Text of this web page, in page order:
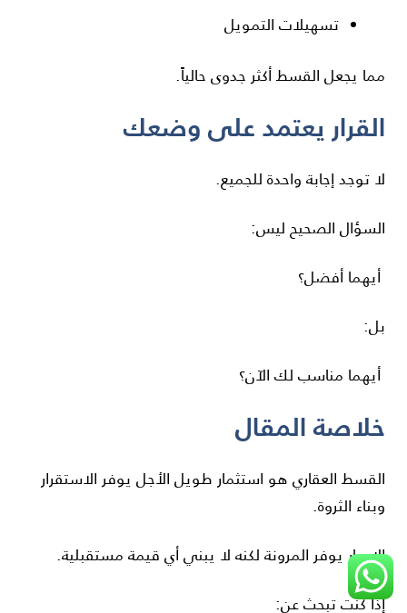
تسهيلات التمويل
مما يجعل القسط أكثر جدوى حالياً.
القرار يعتمد على وضعك
لا توجد إجابة واحدة للجميع.
السؤال الصحيح ليس:
أيهما أفضل؟
بل:
أيهما مناسب لك الآن؟
خلاصة المقال
القسط العقاري هو استثمار طويل الأجل يوفر الاستقرار
وبناء الثروة.
الإيجار يوفر المرونة لكنه لا يبني أي قيمة مستقبلية.
إذا كنت تبحث عن: